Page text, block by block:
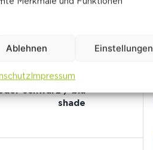
Ablehnen Einstellungen
Impressum
Automatisch
Allrad
schwarz / blu
shade